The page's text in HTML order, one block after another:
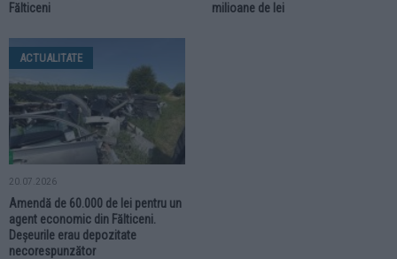
Fălticeni
milioane de lei
ACTUALITATE
20.07.2026
Amendă de 60.000 de lei pentru un
agent economic din Fălticeni.
Deșeurile erau depozitate
necorespunzător